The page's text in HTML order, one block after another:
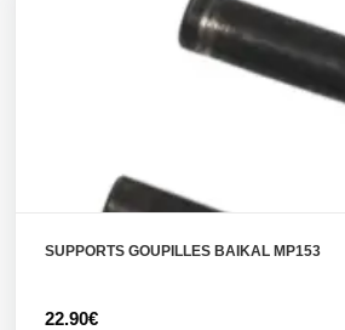
SUPPORTS GOUPILLES BAIKAL MP153
22.90€